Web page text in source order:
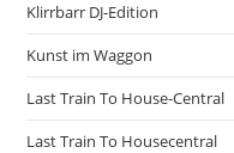
Klirrbarr DJ-Edition
Kunst im Waggon
Last Train To House-Central
Last Train To Housecentral